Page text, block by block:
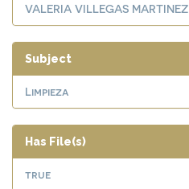
VALERIA VILLEGAS MARTINEZ
Subject
Limpieza
Has File(s)
true